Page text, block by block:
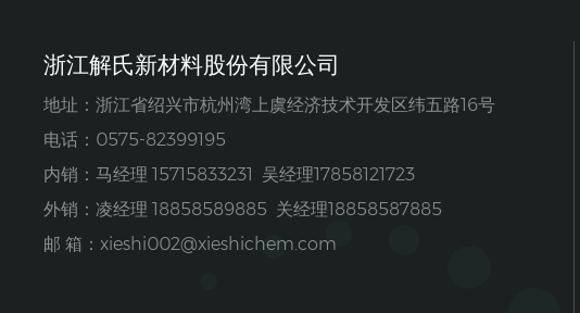
浙江解氏新材料股份有限公司
地址：浙江省绍兴市杭州湾上虞经济技术开发区纬五路16号
电话：0575-82399195
内销：马经理 15715833231 吴经理17858121723
外销：凌经理 18858589885 关经理18858587885
邮 箱：xieshi002@xieshichem.com